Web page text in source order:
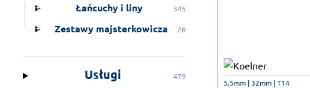
Łańcuchy i liny 345
Zestawy majsterkowicza 28
Usługi 479
5,5mm | 32mm | T14